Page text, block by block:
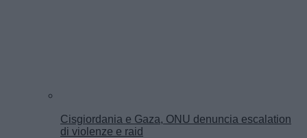
Cisgiordania e Gaza, ONU denuncia escalation
di violenze e raid